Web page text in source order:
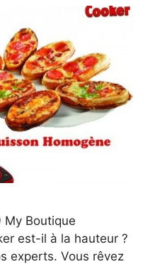
My Boutique
est-il à la hauteur ?
experts. Vous rêvez